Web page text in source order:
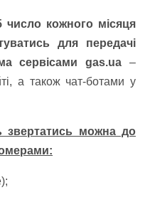
число кожного місяця
для передачі
сервісами gas.ua –
а також чат-ботами у
звертатись можна до